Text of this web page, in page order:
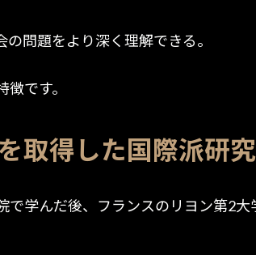
問題をより深く理解できる。
です。
取得した国際派研
で学んだ後、フランスのリヨン第2大